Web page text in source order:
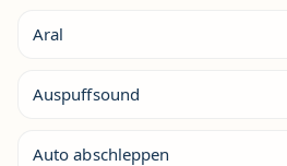
Aral
Auspuffsound
Auto abschleppen